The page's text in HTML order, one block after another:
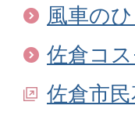
風車の
佐倉コ
佐倉市